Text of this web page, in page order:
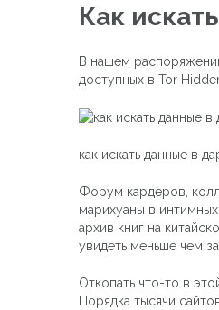
Как
В нашем
доступных в Tor
как искать данные в
Форум кардеров,
марихуаны в
архив книг на
увидеть меньше чем
Откопать что-то в
Порядка тысячи